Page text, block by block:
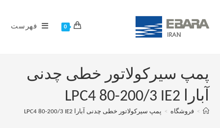
0 فهرست
پمپ سیرکولاتور خطی چدنی
آبارا LPC4 80-200/3 IE2
> فروشگاه > پمپ سیرکولاتور خطی چدنی آبارا LPC4 80-200/3 IE2